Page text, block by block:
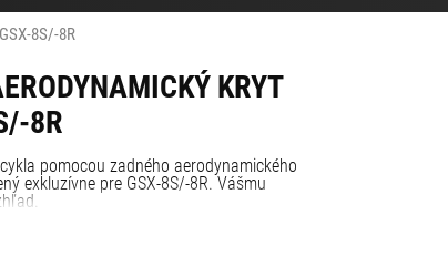
8S/-8R
KRYT
8R
pomocou zadného aerodynamického
exkluzívne pre GSX-8S/-8R. Vášmu